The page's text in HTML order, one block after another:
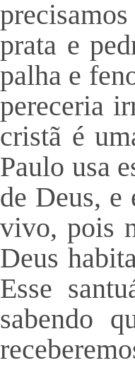
prata e
palha e
pereceria
cristã é
Paulo usa
de Deus, e
vivo, pois
Deus
Esse
sabendo